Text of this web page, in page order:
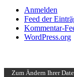
Anmelden
Feed der
Kommentar-
WordPress.org
Zum Ändern Ihrer